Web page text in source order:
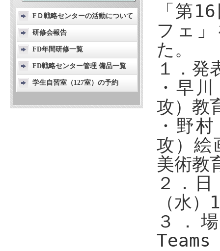
FＤ戦略センターの活動について
研修会報告
FD年間研修一覧
FD戦略センター管理 備品一覧
学生自習室（127室）の予約
「第
フェ
た。
１
・早
攻）教
・野
攻）絵
美術教
２．
（水
３
Teams